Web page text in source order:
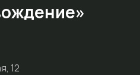
12